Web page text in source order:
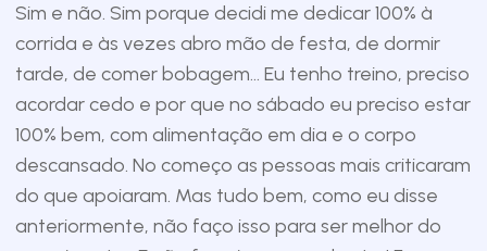
Sim e não. Sim porque decidi me dedicar 100% à
corrida e às vezes abro mão de festa, de dormir
tarde, de comer bobagem… Eu tenho treino, preciso
acordar cedo e por que no sábado eu preciso estar
100% bem, com alimentação em dia e o corpo
descansado. No começo as pessoas mais criticaram
do que apoiaram. Mas tudo bem, como eu disse
anteriormente, não faço isso para ser melhor do